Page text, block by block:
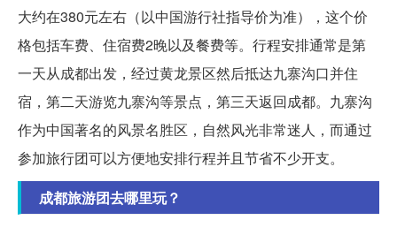
大约在380元左右（以中国游行社指导价为准），这个价
格包括车费、住宿费2晚以及餐费等。行程安排通常是第
一天从成都出发，经过黄龙景区然后抵达九寨沟口并住
宿，第二天游览九寨沟等景点，第三天返回成都。九寨沟
作为中国著名的风景名胜区，自然风光非常迷人，而通过
参加旅行团可以方便地安排行程并且节省不少开支。
成都旅游团去哪里玩？